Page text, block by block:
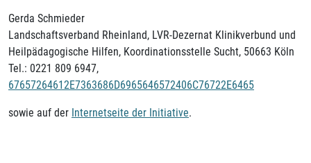
Gerda Schmieder
Landschaftsverband Rheinland, LVR-Dezernat Klinikverbund und
Heilpädagogische Hilfen, Koordinationsstelle Sucht, 50663 Köln
Tel.: 0221 809 6947,
67657264612E7363686D6965646572406C76722E6465
sowie auf der Internetseite der Initiative.